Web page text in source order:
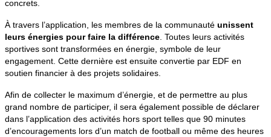
concrets.
À travers l’application, les membres de la communauté unissent
leurs énergies pour faire la différence . Toutes leurs activités
sportives sont transformées en énergie, symbole de leur
engagement. Cette dernière est ensuite convertie par EDF en
soutien financier à des projets solidaires.
Afin de collecter le maximum d’énergie, et de permettre au plus
grand nombre de participer, il sera également possible de déclarer
dans l’application des activités hors sport telles que 90 minutes
d’encouragements lors d’un match de football ou même des heures